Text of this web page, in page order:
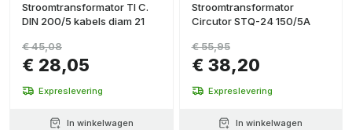
Stroomtransformator TI C.
DIN 200/5 kabels diam 21
€ 28,05
€ 45,08
Expreslevering
In winkelwagen
Stroomtransformator
Circutor STQ-24 150/5A
€ 38,20
€ 55,95
Expreslevering
In winkelwagen